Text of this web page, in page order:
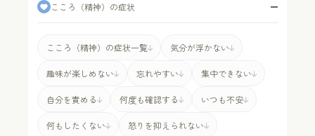
こころ （精神） の症状
こころ（精神）の症状一覧 気分が浮かない
趣味が楽しめない 忘れやすい 集中できない
自分を責める 何度も確認する いつも不安
何もしたくない 怒りを抑えられない
24時間受付中
WEB予約
18歳未満の方へ